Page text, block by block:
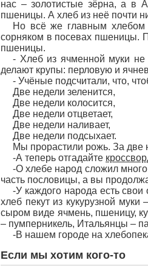
нас – золотистые зёрна, а в
пшеницы. А хлеб из неё почти
Но всё же главным хлебом
сорняком в посевах пшеницы.
пшеницы.
- Хлеб из ячменной муки
делают крупы: перловую и
- Учёные подсчитали, что,
Две недели зеленится,
Две недели колосится,
Две недели отцветает,
Две недели наливает,
Две недели подсыхает.
Мы прорастили рожь. За две
-А теперь отгадайте
-О хлебе народ сложил
часть пословицы, а вы
-У каждого народа есть
хлеб пекут из кукурузной
сыром виде ячмень, пшеницу,
– пумперникель, Итальянцы –
-В нашем городе на
Если мы хотим кого-то